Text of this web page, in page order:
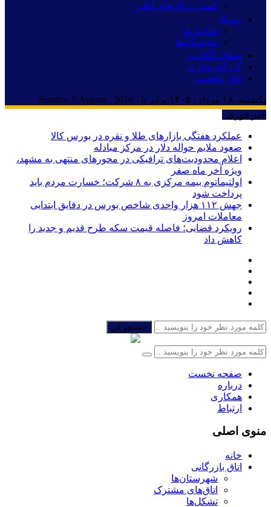
کسب و کارهای آنلاین
رویداد
همایش‌ها
نمایشگاه‌ها
شفاف‌نگاشت
گذرگاه تجارت
اتاق واقعیت
یکشنبه, ۱۸ مرداد , ۱۴۰۵ برابر با - Sunday, 9 August , 2026
خبر فوری :
عملکرد هفتگی بازارهای طلا و نقره در بورس کالا
صعود ملایم حواله دلار در مرکز مبادله
اعلام محدودیت‌های ترافیکی در محورهای منتهی به مشهد،
ویژه آخر ماه صفر
اولتیماتوم بیمه مرکزی به ۸ شرکت؛ خسارت مردم باید
پرداخت شود
جهش ۱۱۲ هزار واحدی شاخص بورس در دقایق ابتدایی
معاملات امروز
رویکرد قضایی؛ فاصله قیمت سکه طرح قدیم و جدید را
کاهش داد
جستجو کن
صفحه نخست
درباره
همکاری
ارتباط
منوی اصلی
خانه
اتاق بازرگانی
شهرستان‌ها
اتاق‌های مشترک
تشکل‌ها